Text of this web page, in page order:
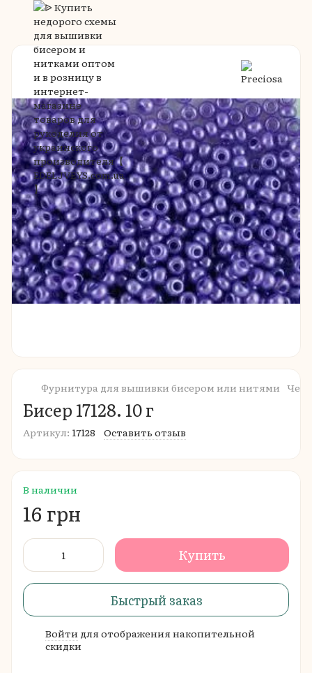
Фурнитура для вышивки бисером или нитями
Бисер 17128. 10 г
Артикул: 17128 Оставить отзыв
В наличии
16 грн
Купить
Быстрый заказ
Войти для отображения накопительной
скидки